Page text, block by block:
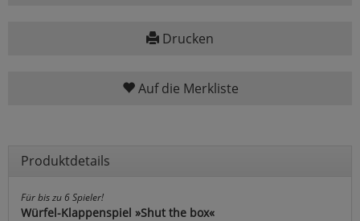
Drucken
Auf die Merkliste
Produktdetails
Für bis zu 6 Spieler!
Würfel-Klappenspiel »Shut the box«